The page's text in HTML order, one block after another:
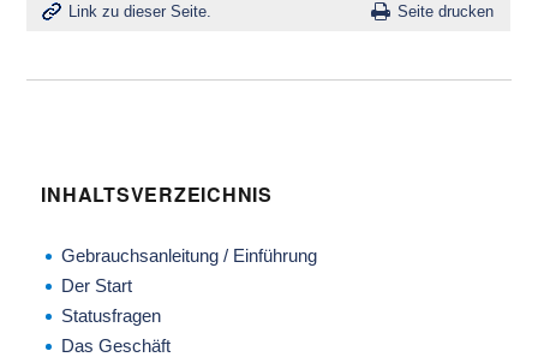
Link zu dieser Seite. Seite drucken
INHALTSVERZEICHNIS
Gebrauchsanleitung / Einführung
Der Start
Statusfragen
Das Geschäft